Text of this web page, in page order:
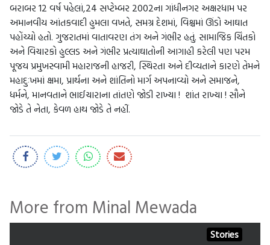
બરાબર 12 વર્ષ પહેલાં,24 સપ્ટેમ્બર 2002ના ગાંધીનગર અક્ષરધામ પર
અમાનવીય આંતકવાદી હુમલા વખતે, સમગ્ર દેશમાં, વિશ્ચમાં ઊંડો આઘાત
પહોંચ્યો હતો. ગુજરાતમાં વાતાવરણ તંગ અને ગંભીર હતું. સામાજિક ચિંતકો
અને વિચારકો હુલ્લડ અને ગંભીર પ્રત્યાઘાતોની આગાહી કરેલી પણ પરમ
પૂજય પ્રમુખસ્વામી મહારાજની હાજરી, સ્થિરતા અને દીવ્યતાને કારણે તેમને
મહાદુઃખમાં ક્ષમા, પ્રાર્થના અને શાંતિનો માર્ગ અપનાવ્યો અને સમાજને,
ધર્મને, માનવતાને ભાઈચારાના તાંતણે જોડી રાખ્યા ! શાંત રાખ્યા ! સૌને
જોડે તે નેતા, કેવળ હાથ જોડે તે નહીં.
More from Minal Mewada
Stories